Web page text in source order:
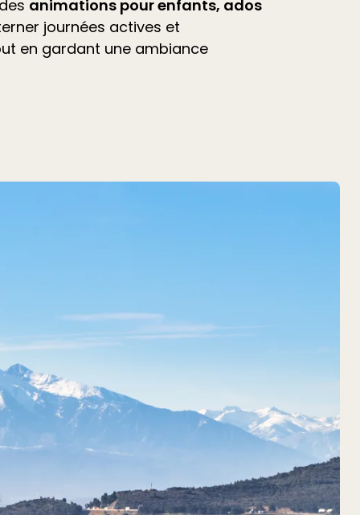
animations pour enfants, ados
journées actives et
en gardant une ambiance